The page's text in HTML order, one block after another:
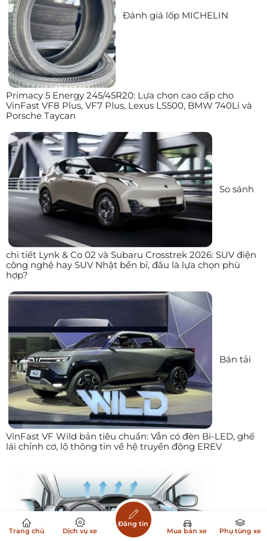
Đánh giá lốp MICHELIN
Primacy 5 Energy 245/45R20: Lựa chọn cao cấp cho
VinFast VF8 Plus, VF7 Plus, Lexus LS500, BMW 740Li và
Porsche Taycan
So sánh
chi tiết Lynk & Co 02 và Subaru Crosstrek 2026: SUV điện
công nghệ hay SUV Nhật bền bỉ, đâu là lựa chọn phù
hợp?
Bán tải
VinFast VF Wild bản tiêu chuẩn: Vẫn có đèn Bi-LED, ghế
lái chỉnh cơ, lộ thông tin về hệ truyền động EREV
Lấy gió
Trang chủ Dịch vụ xe
Đăng tin
Mua bán xe
Phụ tùng xe